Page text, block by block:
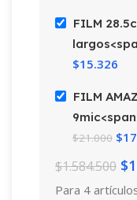
FILM
$15.326
FILM
$21.000 $
$1.584.500 $
Para 4